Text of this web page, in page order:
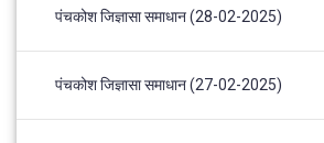
पंचकोश जिज्ञासा समाधान (28-02-2025)
पंचकोश जिज्ञासा समाधान (27-02-2025)